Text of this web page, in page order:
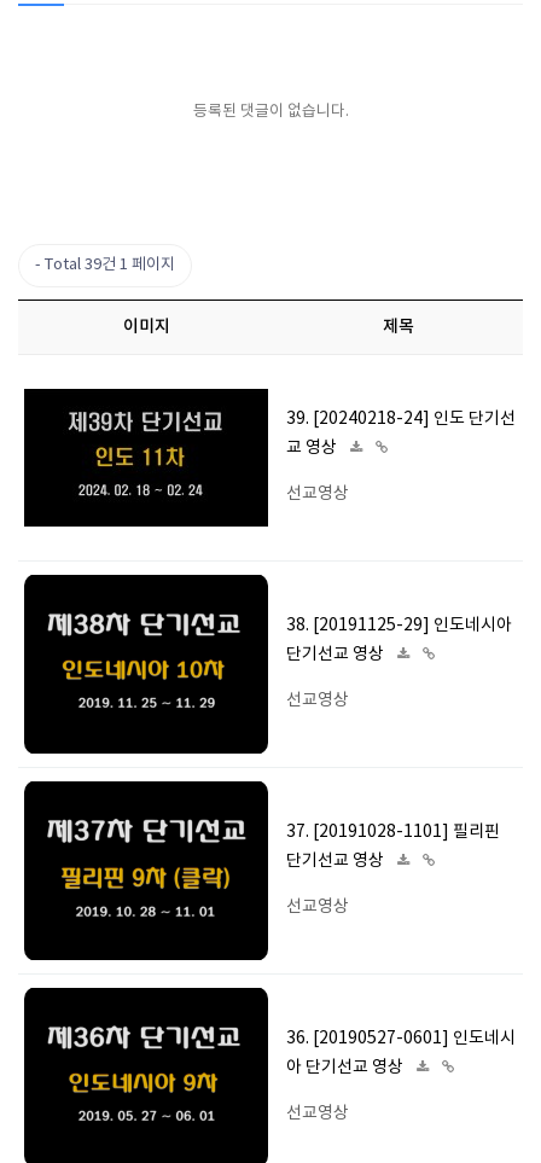
등록된 댓글이 없습니다.
Total 39건 1 페이지
이미지 제목
39. [20240218-24] 인도 단기선
교 영상
선교영상
38. [20191125-29] 인도네시아
단기선교 영상
선교영상
37. [20191028-1101] 필리핀
단기선교 영상
선교영상
36. [20190527-0601] 인도네시
아 단기선교 영상
선교영상